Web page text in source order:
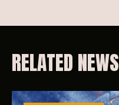
RELATED NEWS